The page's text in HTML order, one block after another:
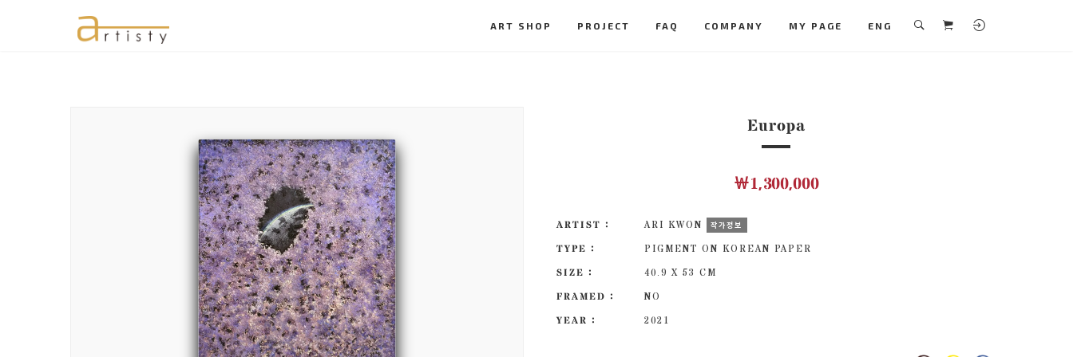
ART SHOP PROJECT FAQ COMPANY MY PAGE ENG
Europa
￦1,300,000
ARTIST : ARI KWON 작가정보
TYPE :
PIGMENT ON KOREAN PAPER
SIZE :
40.9 X 53 CM
FRAMED :
NO
YEAR :
2021